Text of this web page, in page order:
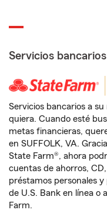
Servicios bancarios
Servicios bancarios a
quiera. Cuando esté
metas financieras,
en SUFFOLK, VA.
State Farm®, ahora
cuentas de ahorros,
préstamos personales
de U.S. Bank en línea o
Farm.